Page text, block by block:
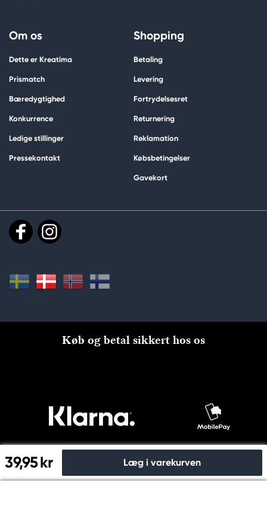
39,95 kr Læg i varekurven
Om os
Dette er Kreatima
Prismatch
Bæredygtighed
Konkurrence
Ledige stillinger
Pressekontakt
Shopping
Betaling
Levering
Fortrydelsesret
Returnering
Reklamation
Købsbetingelser
Gavekort
Køb og betal sikkert hos os